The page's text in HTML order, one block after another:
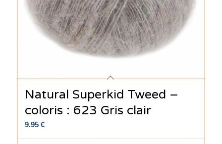
Natural Superkid Tweed –
coloris : 623 Gris clair
9.95 €